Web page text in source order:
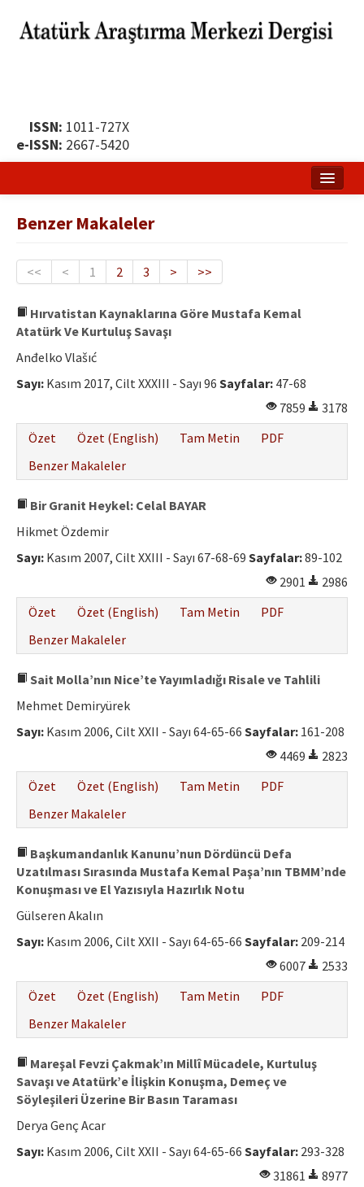
ISSN: 1011-727X
e-ISSN: 2667-5420
Yayın Politikası
Yayın İlkeleri
Etik İlkeler
Hakem Rehberi
İletişim
Benzer Makaleler
<< < 1 2 3 > >>
Hırvatistan Kaynaklarına Göre Mustafa Kemal
Atatürk Ve Kurtuluş Savaşı
Anđelko Vlašıć
Sayı: Kasım 2017, Cilt XXXIII - Sayı 96 Sayfalar: 47-68
7859
3178
Özet
Özet (English) Tam Metin
PDF
Benzer Makaleler
Bir Granit Heykel: Celal BAYAR
Hikmet Özdemir
Sayı: Kasım 2007, Cilt XXIII - Sayı 67-68-69 Sayfalar:89-102
2901
2986
Özet
Özet (English) Tam Metin
PDF
Benzer Makaleler
Sait Molla’nın Nice’te Yayımladığı Risale ve Tahlili
Mehmet Demiryürek
Sayı: Kasım 2006, Cilt XXII - Sayı 64-65-66 Sayfalar: 161-208
4469
2823
Özet
Özet (English) Tam Metin
PDF
Benzer Makaleler
Başkumandanlık Kanunu’nun Dördüncü Defa
Uzatılması Sırasında Mustafa Kemal Paşa’nın TBMM’nde
Konuşması ve El Yazısıyla Hazırlık Notu
Gülseren Akalın
Sayı: Kasım 2006, Cilt XXII - Sayı 64-65-66 Sayfalar: 209-214
6007
2533
Özet
Özet (English) Tam Metin
PDF
Benzer Makaleler
Mareşal Fevzi Çakmak’ın Millî Mücadele, Kurtuluş
Savaşı ve Atatürk’e İlişkin Konuşma, Demeç ve
Söyleşileri Üzerine Bir Basın Taraması
Derya Genç Acar
Sayı: Kasım 2006, Cilt XXII - Sayı 64-65-66 Sayfalar: 293-328
31861
8977